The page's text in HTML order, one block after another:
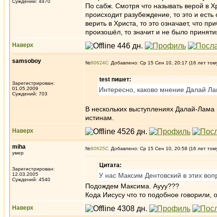
Суждений: 4470
По сабж. Смотря что называть верой в
происходит разубеждение, то это и
верить в Христа, то это означает, что
произошёл, то значит и не было
Наверх
samsoboy
Зарегистрирован:
01.05.2009
Суждений: 703
№80624 Добавлено: Ср 15 Сен 10, 20:17 (16 лет
test пишет:
Интересно, каково мнение Далай
В нескольких выступлениях Далай-
истинам.
Наверх
miha
умер
Зарегистрирован:
12.03.2005
Суждений: 4540
№80625 Добавлено: Ср 15 Сен 10, 20:58 (16 лет
Цитата:
У нас Максим Дентовский в этих
Подождем Максима. Аууу???
Кода Иисусу что то подобное говорили,
Наверх